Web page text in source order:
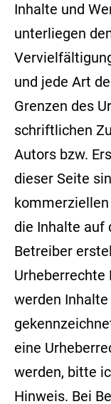
Inhalte und
unterliegen
und jede Art
Grenzen des
schriftlichen
Autors bzw.
dieser Seite
die Inhalte auf
Betreiber
Urheberrechte
werden
eine
werden, bitte
Hinweis. Bei